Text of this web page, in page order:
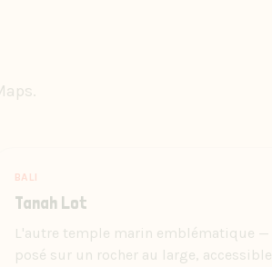
BALI
Tanah Lot
L'autre temple marin emblématique —
posé sur un rocher au large, accessible